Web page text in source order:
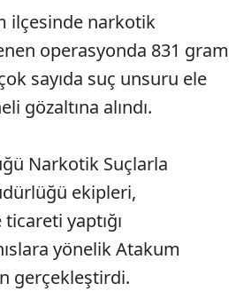
ilçesinde narkotik
operasyonda 831 gram
sayıda suç unsuru ele
gözaltına alındı.
Narkotik Suçlarla
ekipleri,
yaptığı
yönelik Atakum
gerçekleştirdi.